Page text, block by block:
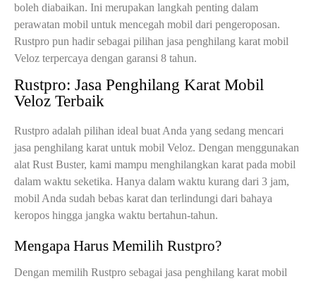
boleh diabaikan. Ini merupakan langkah penting dalam
perawatan mobil untuk mencegah mobil dari pengeroposan.
Rustpro pun hadir sebagai pilihan jasa penghilang karat mobil
Veloz terpercaya dengan garansi 8 tahun.
Rustpro: Jasa Penghilang Karat Mobil
Veloz Terbaik
Rustpro adalah pilihan ideal buat Anda yang sedang mencari
jasa penghilang karat untuk mobil Veloz. Dengan menggunakan
alat Rust Buster, kami mampu menghilangkan karat pada mobil
dalam waktu seketika. Hanya dalam waktu kurang dari 3 jam,
mobil Anda sudah bebas karat dan terlindungi dari bahaya
keropos hingga jangka waktu bertahun-tahun.
Mengapa Harus Memilih Rustpro?
Dengan memilih Rustpro sebagai jasa penghilang karat mobil